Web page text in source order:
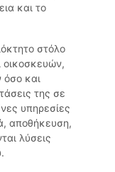
και το
στόλο
οικοσκευών,
όσο και
της σε
υπηρεσίες
αποθήκευση,
λύσεις